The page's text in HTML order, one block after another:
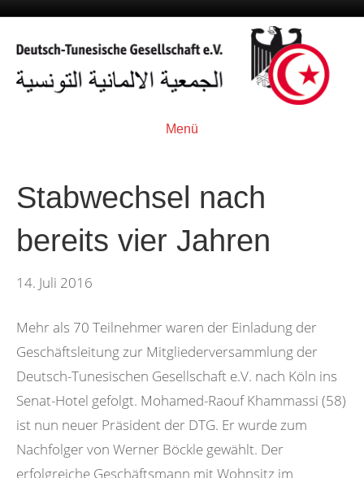
Menü
Stabwechsel nach
bereits vier Jahren
14. Juli 2016
Mehr als 70 Teilnehmer waren der Einladung der
Geschäftsleitung zur Mitgliederversammlung der
Deutsch-Tunesischen Gesellschaft e.V. nach Köln ins
Senat-Hotel gefolgt. Mohamed-Raouf Khammassi (58)
ist nun neuer Präsident der DTG. Er wurde zum
Nachfolger von Werner Böckle gewählt. Der
erfolgreiche Geschäftsmann mit Wohnsitz im